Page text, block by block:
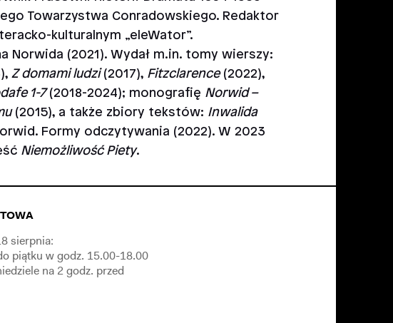
Towarzystwa Conradowskiego. Redaktor
kulturalnym „eleWator”.
Norwida (2021). Wydał m.in. tomy wierszy:
Z domami ludzi(2017), Fitzclarence(2022),
1-7(2018-2024); monografię Norwid –
(2015), a także zbiory tekstów: Inwalida
Formy odczytywania (2022). W 2023
Niemożliwość Piety.
sierpnia:
piątku w godz. 15.00-18.00
na 2 godz. przed